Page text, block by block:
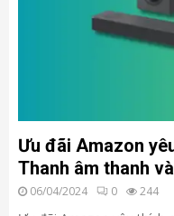
Ưu đãi Amazon
Thanh âm thanh
06/04/2024 0 244